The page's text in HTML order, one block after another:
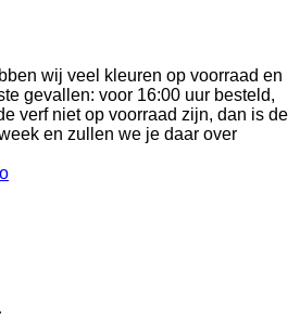
wij veel kleuren op voorraad en
gevallen: voor 16:00 uur besteld,
verf niet op voorraad zijn, dan is de
en zullen we je daar over